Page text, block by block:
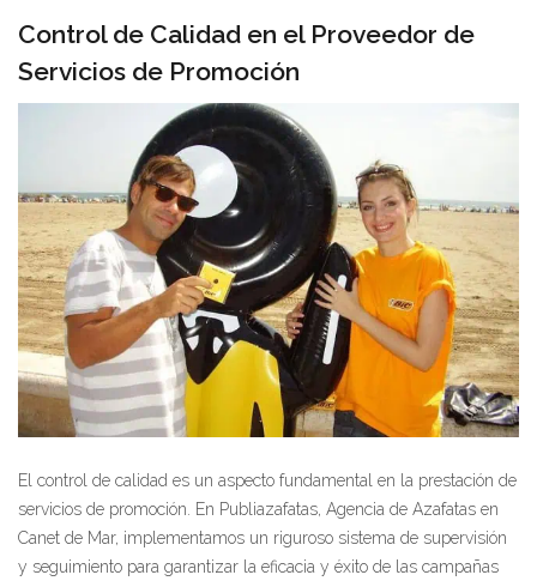
Control de Calidad en el Proveedor de
Servicios de Promoción
El control de calidad es un aspecto fundamental en la prestación de
servicios de promoción. En Publiazafatas, Agencia de Azafatas en
Canet de Mar, implementamos un riguroso sistema de supervisión
y seguimiento para garantizar la eficacia y éxito de las campañas